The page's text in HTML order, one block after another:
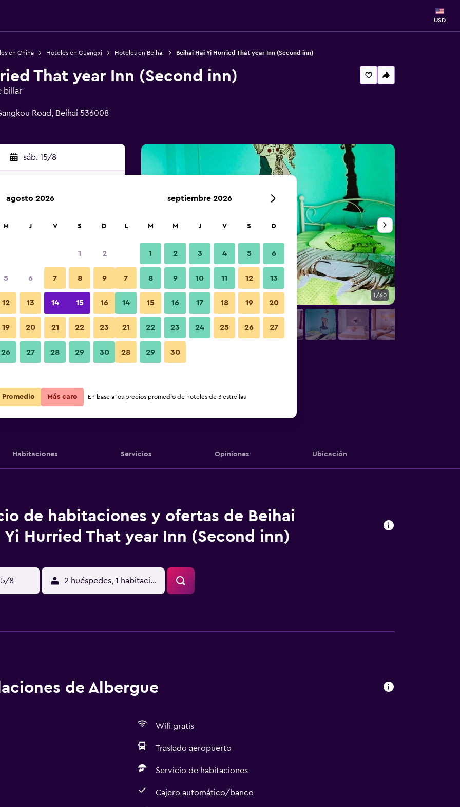
USD
en China Hoteles en Guangxi Hoteles en Beihai Beihai Hai Yi Hurried That year Inn (Second inn)
That year Inn (Second inn)
billar
Road, Beihai 536008
sáb. 15/8
year Inn
Ver precios
year Inn
Ver precios
year Inn
Habitación 1/60
Fotos
Habitaciones Servicios Opiniones Ubicación
de habitaciones y ofertas de Beihai
Yi Hurried That year Inn (Second inn)
8 2 huéspedes, 1 habitación
de Albergue
Wifi gratis
Traslado aeropuerto
Servicio de habitaciones
Cajero automático/banco
agosto 2026
M J V S D
1 2
5 6 7 8 9
12 13 14 15 16
19 20 21 22 23
26 27 28 29 30
septiembre 2026
L M M J V S D
1 2 3 4 5 6
7 8 9 10 11 12 13
14 15 16 17 18 19 20
21 22 23 24 25 26 27
28 29 30
Promedio Más caro En base a los precios promedio de hoteles de 3 estrellas